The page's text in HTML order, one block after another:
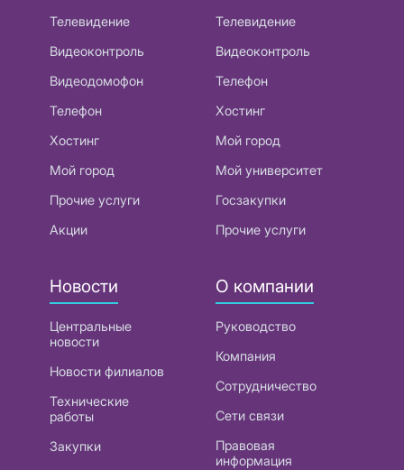
Телевидение
Видеоконтроль
Видеодомофон
Телефон
Хостинг
Мой город
Прочие услуги
Акции
Телевидение
Видеоконтроль
Телефон
Хостинг
Мой город
Мой университет
Госзакупки
Прочие услуги
Новости
Центральные
новости
Новости филиалов
Технические
работы
Закупки
О компании
Руководство
Компания
Сотрудничество
Сети связи
Правовая
информация